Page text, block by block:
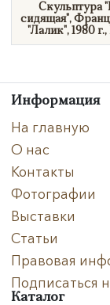
Скульптура
сидящая",
"Лалик", 1980
Информация
На главную
О нас
Контакты
Фотографии
Выставки
Статьи
Правовая
Подписаться
Каталог